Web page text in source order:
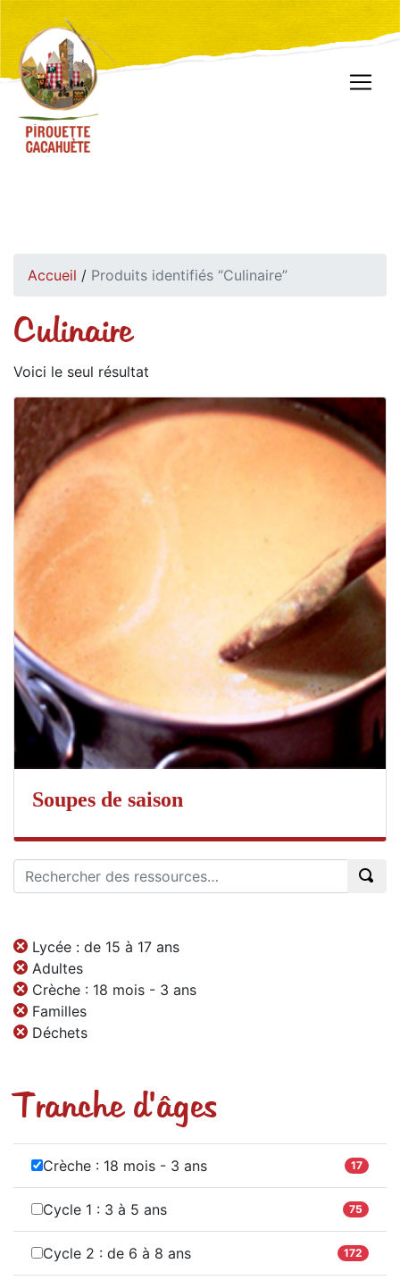
Accueil / Produits identifiés “Culinaire”
Culinaire
Voici le seul résultat
Soupes de saison
Lycée : de 15 à 17 ans
Adultes
Crèche : 18 mois - 3 ans
Familles
Déchets
Tranche d'âges
Crèche : 18 mois - 3 ans 17
Cycle 1 : 3 à 5 ans 75
Cycle 2 : de 6 à 8 ans 172